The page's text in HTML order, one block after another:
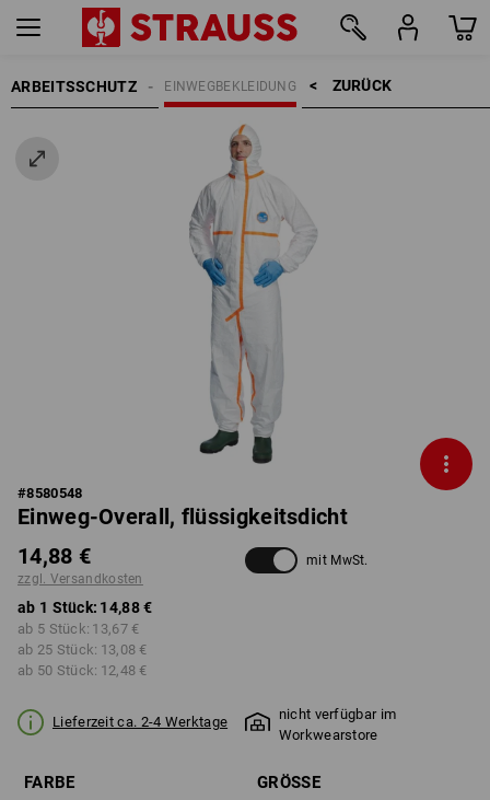
ARBEITSSCHUTZ ZURÜCK    >
EINWEGBEKLEIDUNG
#8580548
Einweg-Overall, flüssigkeitsdicht
14,88 €
zzgl. Versandkosten
mit MwSt.
ab 1 Stück: 14,88 €
ab 5 Stück: 13,67 €
ab 25 Stück: 13,08 €
ab 50 Stück: 12,48 €
Lieferzeit ca. 2-4 Werktage
nicht verfügbar im
Workwearstore
FARBE GRÖSSE